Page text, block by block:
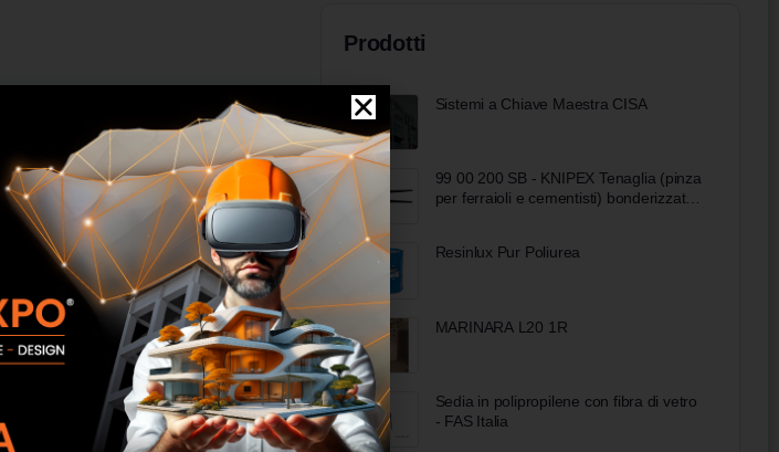
Prodotti
Sistemi a Chiave Maestra CISA
99 00 200 SB - KNIPEX Tenaglia (pinza
per ferraioli e cementisti) bonderizzata
Resinlux Pur Poliurea
MARINARA L20 1R
Sedia in polipropilene con fibra di vetro
- FAS Italia